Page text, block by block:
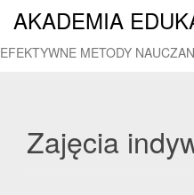
AKADEMIA
EFEKTYWNE METODY
Zajęcia